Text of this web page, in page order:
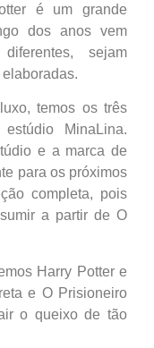
é um grande
dos anos vem
sejam
temos os três
MinaLina.
e a marca de
para os próximos
completa, pois
a partir de O
Harry Potter e
e O Prisioneiro
o queixo de tão